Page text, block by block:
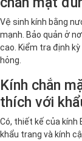
Vệ sinh kính bằng
mạnh. Bảo quản ở
cao. Kiểm tra định
hỏng.
Kính chắn
thích với
Có, thiết kế của kính
khẩu trang và kính